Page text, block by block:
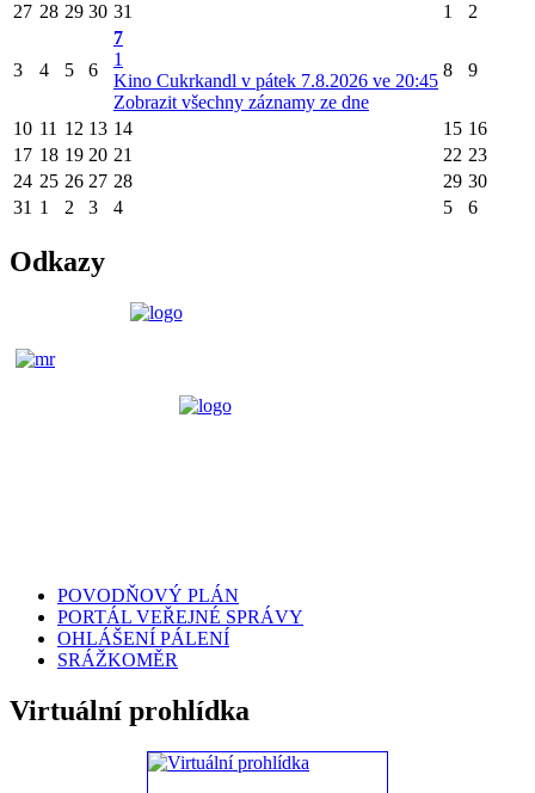
27 28 29 30 31 1 2
3 4 5 6
7
1
Kino Cukrkandl v pátek 7.8.2026 ve 20:45
Zobrazit všechny záznamy ze dne
8 9
10 11 12 13 14 15 16
17 18 19 20 21 22 23
24 25 26 27 28 29 30
31 1 2 3 4 5 6
Odkazy
POVODŇOVÝ PLÁN
PORTÁL VEŘEJNÉ SPRÁVY
OHLÁŠENÍ PÁLENÍ
SRÁŽKOMĚR
Virtuální prohlídka